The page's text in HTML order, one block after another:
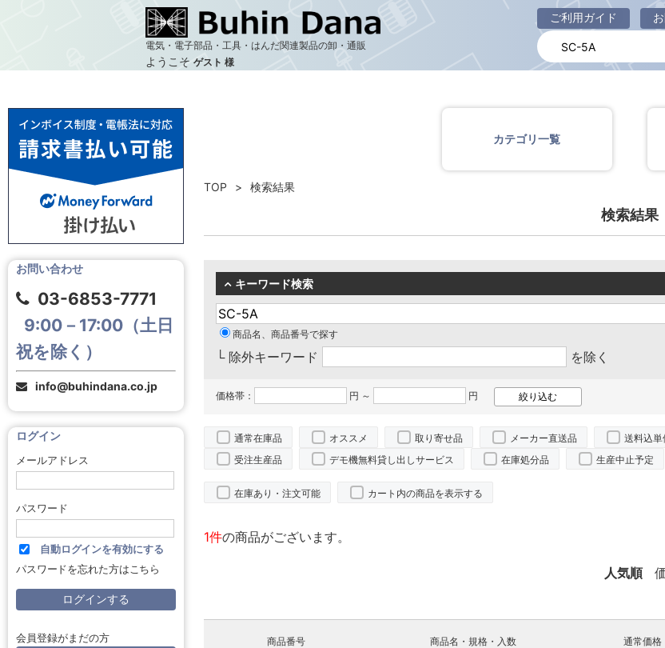
電気・電子部品・工具・はんだ関連製品の卸・通販
ようこそ ゲスト 様
ご利用ガイド
商品一覧ページ
お問い合わせ
03-6853-7771
9:00－17:00（土日
祝を除く）
info@buhindana.co.jp
ログイン
メールアドレス
パスワード
自動ログインを有効にする
パスワードを忘れた方はこちら
会員登録がまだの方
カテゴリ一覧
TOP 検索結果
検索結果
キーワード検索
商品名、商品番号で探す
└ 除外キーワード を除く
価格帯： 円 ～ 円
通常在庫品 オススメ 取り寄せ品 メーカー直送品 送料込単
受注生産品
デモ機無料貸し出しサービス 在庫処分品 生産中止予定
在庫あり・注文可能 カート内の商品を表示する
1件の商品がございます。
人気順
商品番号 商品名・規格・入数 通常価格